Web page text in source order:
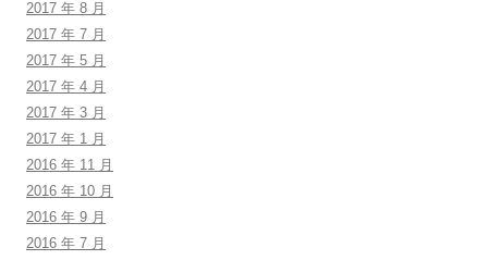
2017 年 8 月
2017 年 7 月
2017 年 5 月
2017 年 4 月
2017 年 3 月
2017 年 1 月
2016 年 11 月
2016 年 10 月
2016 年 9 月
2016 年 7 月